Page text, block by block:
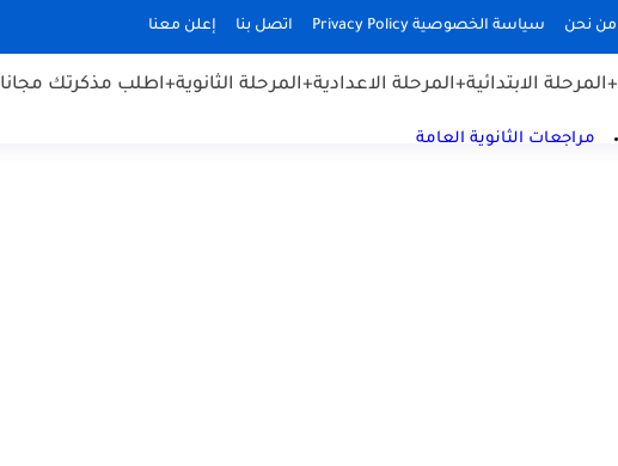
من نحن سياسة الخصوصية Privacy Policy اتصل بنا إعلن معنا
+المرحلة الابتدائية+المرحلة الاعدادية+المرحلة الثانوية+اطلب مذكرتك مجانا
مراجعات الثانوية العامة